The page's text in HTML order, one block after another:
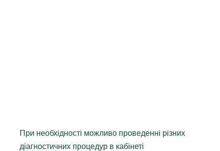
При необхідності можливо проведенні різних
діагностичних процедур в кабінеті